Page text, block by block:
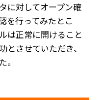
に対してオープン確
を行ってみたとこ
は正常に開けること
とさせていただき、
。